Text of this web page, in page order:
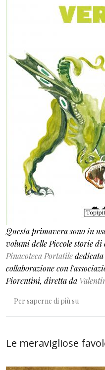
Questa primavera sono in
volumi delle Piccole storie
Pinacoteca Portatile
collaborazione con
Fiorentini, diretta da
Per saperne di più su
Le meravigliose